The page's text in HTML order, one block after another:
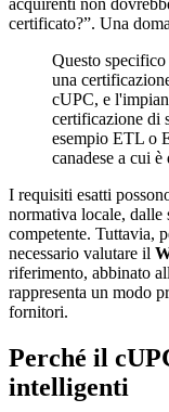
acquirenti non
certificato?”. Una
Questo
una
cUPC, e
certificazione di
esempio ETL o
canadese a cui è
I requisiti esatti
normativa locale, dalle
competente. Tuttavia,
necessario valutare il
riferimento, abbinato
rappresenta un modo
fornitori.
Perché il
intelligenti